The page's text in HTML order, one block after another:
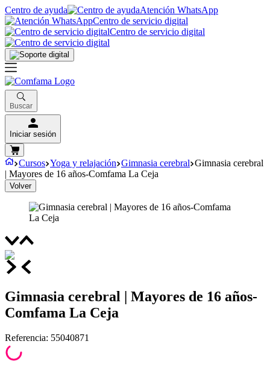
Centro de ayuda
Atención WhatsApp
Centro de servicio digital
Centro de servicio digital
Buscar
Iniciar sesión
Cursos Yoga y relajación Gimnasia cerebral Gimnasia cerebral
| Mayores de 16 años-Comfama La Ceja
Volver
Gimnasia cerebral | Mayores de 16 años-
Comfama La Ceja
Referencia: 55040871